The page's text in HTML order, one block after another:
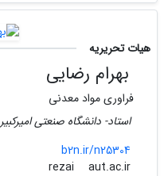
هیات تحریریه
بهرام رضایی
فراوری مواد معدنی
استاد- دانشگاه صنعتی امیرکبیر
b2n.ir/n25304
rezai
aut.ac.ir